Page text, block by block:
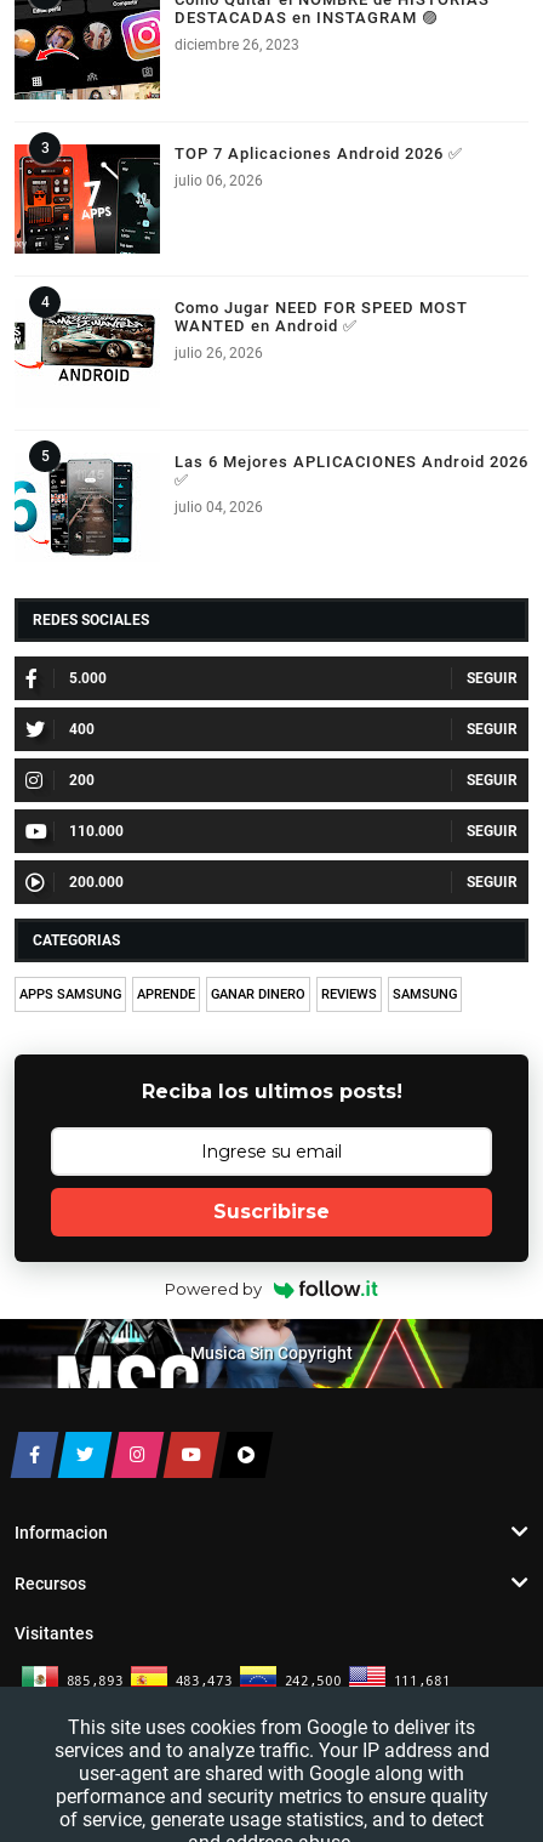
DESTACADAS en INSTAGRAM 🟣
diciembre 26, 2023
TOP 7 Aplicaciones Android 2026 ✅
julio 06, 2026
Como Jugar NEED FOR SPEED MOST
WANTED en Android ✅
julio 26, 2026
Las 6 Mejores APLICACIONES Android 2026
✅
julio 04, 2026
REDES SOCIALES
5.000
400
200
110.000
200.000
CATEGORIAS
APPS SAMSUNG APRENDE GANAR DINERO REVIEWS SAMSUNG
Reciba los ultimos posts!
Suscribirse
Powered by
Musica Sin Copyright
Informacion
Recursos
Visitantes
This site uses cookies from Google to deliver its
services and to analyze traffic. Your IP address and
user-agent are shared with Google along with
performance and security metrics to ensure quality
of service, generate usage statistics, and to detect